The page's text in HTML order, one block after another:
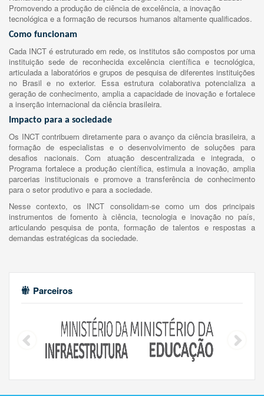
Promovendo a produção de ciência de excelência, a inovação
tecnológica e a formação de recursos humanos altamente qualificados.
Como funcionam
Cada INCT é estruturado em rede, os institutos são compostos por uma
instituição sede de reconhecida excelência científica e tecnológica,
articulada a laboratórios e grupos de pesquisa de diferentes instituições
no Brasil e no exterior. Essa estrutura colaborativa potencializa a
geração de conhecimento, amplia a capacidade de inovação e fortalece
a inserção internacional da ciência brasileira.
Impacto para a sociedade
Os INCT contribuem diretamente para o avanço da ciência brasileira, a
formação de especialistas e o desenvolvimento de soluções para
desafios nacionais. Com atuação descentralizada e integrada, o
Programa fortalece a produção científica, estimula a inovação, amplia
parcerias institucionais e promove a transferência de conhecimento
para o setor produtivo e para a sociedade.
Nesse contexto, os INCT consolidam-se como um dos principais
instrumentos de fomento à ciência, tecnologia e inovação no país,
articulando pesquisa de ponta, formação de talentos e respostas a
demandas estratégicas da sociedade.
Parceiros